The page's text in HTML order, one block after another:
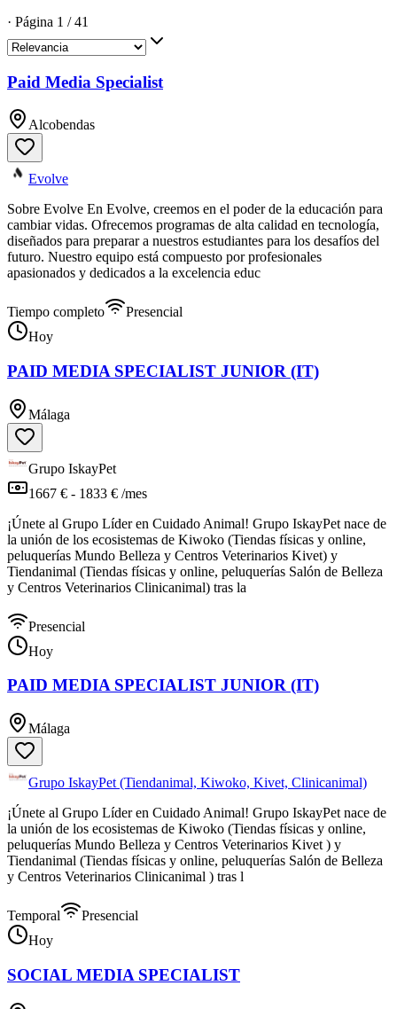
· Página 1 /41
Paid Media Specialist
Alcobendas
Evolve
Sobre Evolve En Evolve, creemos en el poder de la educación para
cambiar vidas. Ofrecemos programas de alta calidad en tecnología,
diseñados para preparar a nuestros estudiantes para los desafíos del
futuro. Nuestro equipo está compuesto por profesionales
apasionados y dedicados a la excelencia educ
Tiempo completo
Presencial
Hoy
PAID MEDIA SPECIALIST JUNIOR (IT)
Málaga
Grupo IskayPet
1667 € - 1833 € /mes
¡Únete al Grupo Líder en Cuidado Animal! Grupo IskayPet nace de
la unión de los ecosistemas de Kiwoko (Tiendas físicas y online,
peluquerías Mundo Belleza y Centros Veterinarios Kivet) y
Tiendanimal (Tiendas físicas y online, peluquerías Salón de Belleza
y Centros Veterinarios Clinicanimal) tras la
Presencial
Hoy
PAID MEDIA SPECIALIST JUNIOR (IT)
Málaga
Grupo IskayPet (Tiendanimal, Kiwoko, Kivet, Clinicanimal)
¡Únete al Grupo Líder en Cuidado Animal! Grupo IskayPet nace de
la unión de los ecosistemas de Kiwoko (Tiendas físicas y online,
peluquerías Mundo Belleza y Centros Veterinarios Kivet ) y
Tiendanimal (Tiendas físicas y online, peluquerías Salón de Belleza
y Centros Veterinarios Clinicanimal ) tras l
Temporal
Presencial
Hoy
SOCIAL MEDIA SPECIALIST